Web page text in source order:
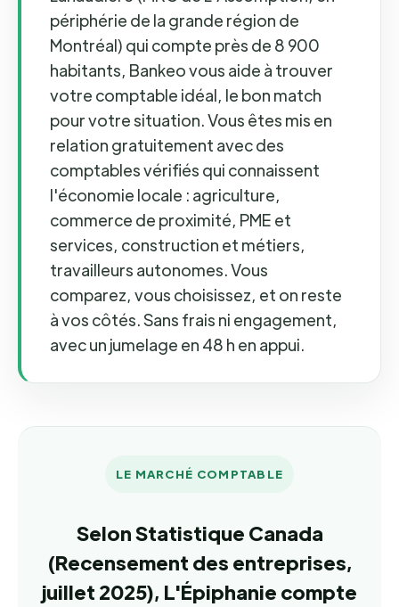
périphérie de la grande région de
Montréal) qui compte près de 8 900
habitants, Bankeo vous aide à trouver
votre comptable idéal, le bon match
pour votre situation. Vous êtes mis en
relation gratuitement avec des
comptables vérifiés qui connaissent
l'économie locale : agriculture,
commerce de proximité, PME et
services, construction et métiers,
travailleurs autonomes. Vous
comparez, vous choisissez, et on reste
à vos côtés. Sans frais ni engagement,
avec un jumelage en 48 h en appui.
LE MARCHÉ COMPTABLE
Selon Statistique Canada
(Recensement des entreprises,
juillet 2025), L'Épiphanie compte